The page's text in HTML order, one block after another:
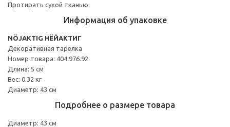
Протирать сухой тканью.
Информация об упаковке
NÖJAKTIG НЁЙАКТИГ
Декоративная тарелка
Номер товара: 404.976.92
Длина: 5 см
Вес: 0.32 кг
Диаметр: 43 см
Подробнее о размере товара
Диаметр: 43 см